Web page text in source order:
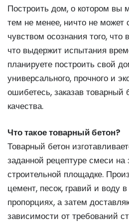
Построить дом, о котором вы
тем не менее, ничто не может
чувством осознания того,
что выдержит испытания
планируете построить свой
универсального, прочного и
ошибетесь, заказав товарный
качества.
Что такое товарный бетон?
Товарный бетон
заданной рецептуре смеси на
строительной площадке.
цемент, песок, гравий и воду
пропорциях, а затем
зависимости от требований